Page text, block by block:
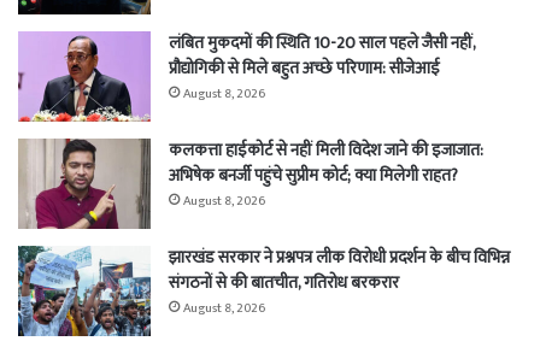
लंबित मुकदमों की स्थिति 10-20 साल पहले जैसी नहीं,
प्रौद्योगिकी से मिले बहुत अच्छे परिणाम: सीजेआई
August 8, 2026
कलकत्ता हाईकोर्ट से नहीं मिली विदेश जाने की इजाजात:
अभिषेक बनर्जी पहुंचे सुप्रीम कोर्ट; क्या मिलेगी राहत?
August 8, 2026
झारखंड सरकार ने प्रश्नपत्र लीक विरोधी प्रदर्शन के बीच विभिन्न
संगठनों से की बातचीत, गतिरोध बरकरार
August 8, 2026